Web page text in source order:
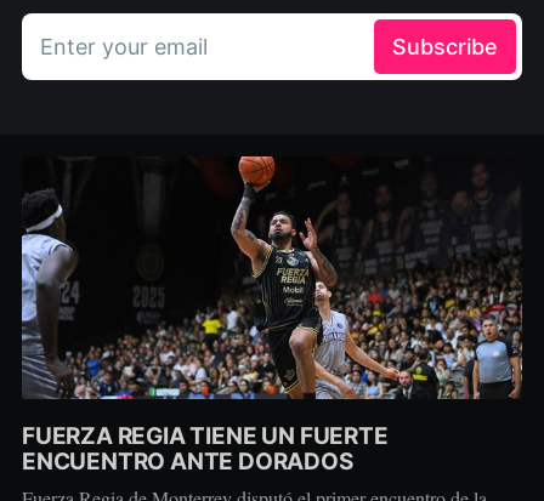
Enter your email Subscribe
FUERZA REGIA TIENE UN FUERTE
ENCUENTRO ANTE DORADOS